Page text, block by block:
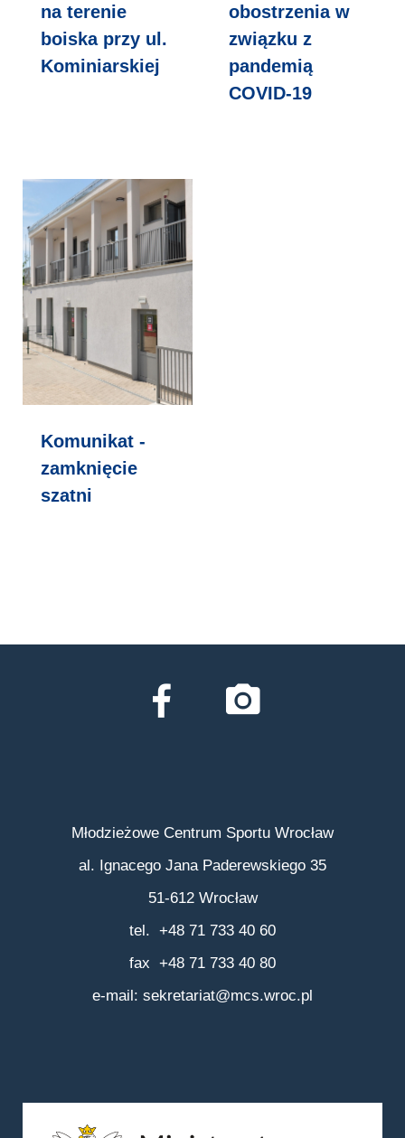
na terenie
boiska przy ul.
Kominiarskiej
obostrzenia w
związku z
pandemią
COVID-19
Komunikat -
zamknięcie
szatni
Młodzieżowe Centrum Sportu Wrocław
al. Ignacego Jana Paderewskiego 35
51-612 Wrocław
tel. +48 71 733 40 60
fax +48 71 733 40 80
e-mail: sekretariat@mcs.wroc.pl